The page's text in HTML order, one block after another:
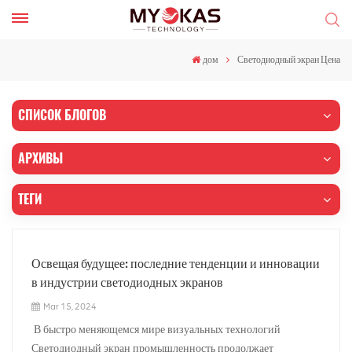
дом Светодиодный экран Цена
СПИСОК БЛОГОВ
АРХИВЫ
ТЕГИ
Освещая будущее: последние тенденции и инновации
в индустрии светодиодных экранов
Mar 15, 2024
В быстро меняющемся мире визуальных технологий
Светодиодный экран промышленность продолжает